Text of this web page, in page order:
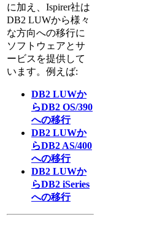
に加え、Ispirer社は
DB2 LUWから様々
な方向への移行に
ソフトウェアとサ
ービスを提供して
います。例えば:
DB2 LUWか
らDB2 OS/390
への移行
DB2 LUWか
らDB2 AS/400
への移行
DB2 LUWか
らDB2 iSeries
への移行